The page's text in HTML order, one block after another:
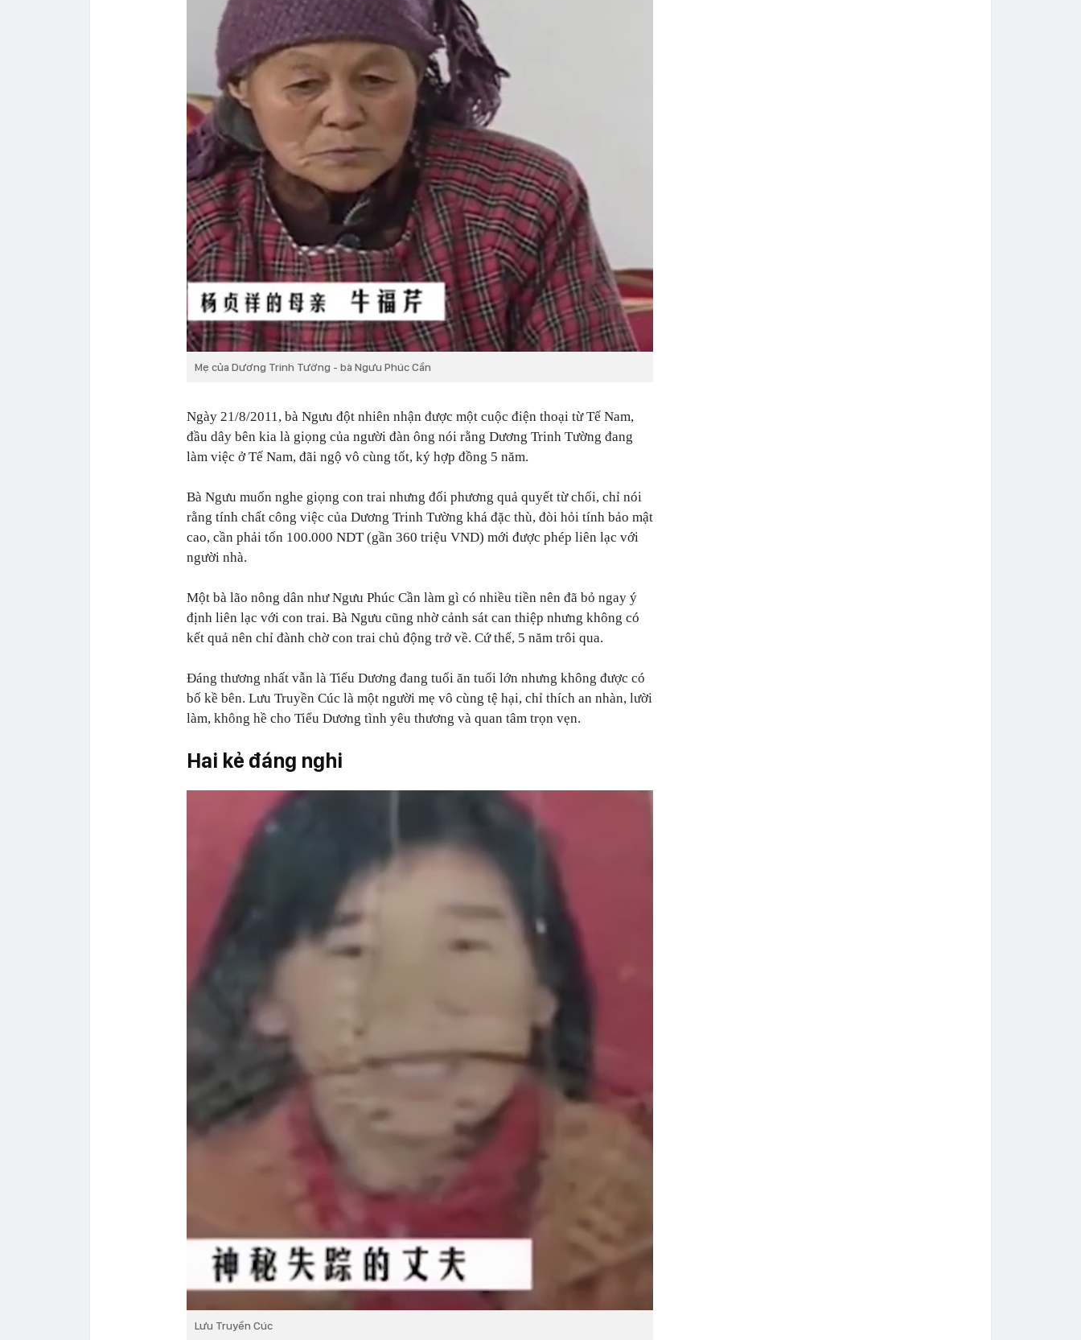
Mẹ của Dương Trinh Tường - bà Ngưu Phúc Cần
Ngày 21/8/2011, bà Ngưu đột nhiên nhận được một cuộc điện thoại từ Tế Nam,
đầu dây bên kia là giọng của người đàn ông nói rằng Dương Trinh Tường đang
làm việc ở Tế Nam, đãi ngộ vô cùng tốt, ký hợp đồng 5 năm.
Bà Ngưu muốn nghe giọng con trai nhưng đối phương quả quyết từ chối, chỉ nói
rằng tính chất công việc của Dương Trinh Tường khá đặc thù, đòi hỏi tính bảo mật
cao, cần phải tốn 100.000 NDT (gần 360 triệu VND) mới được phép liên lạc với
người nhà.
Một bà lão nông dân như Ngưu Phúc Cần làm gì có nhiều tiền nên đã bỏ ngay ý
định liên lạc với con trai. Bà Ngưu cũng nhờ cảnh sát can thiệp nhưng không có
kết quả nên chỉ đành chờ con trai chủ động trở về. Cứ thế, 5 năm trôi qua.
Đáng thương nhất vẫn là Tiểu Dương đang tuổi ăn tuổi lớn nhưng không được có
bố kề bên. Lưu Truyền Cúc là một người mẹ vô cùng tệ hại, chỉ thích an nhàn, lười
làm, không hề cho Tiểu Dương tình yêu thương và quan tâm trọn vẹn.
Hai kẻ đáng nghi
Lưu Truyền Cúc